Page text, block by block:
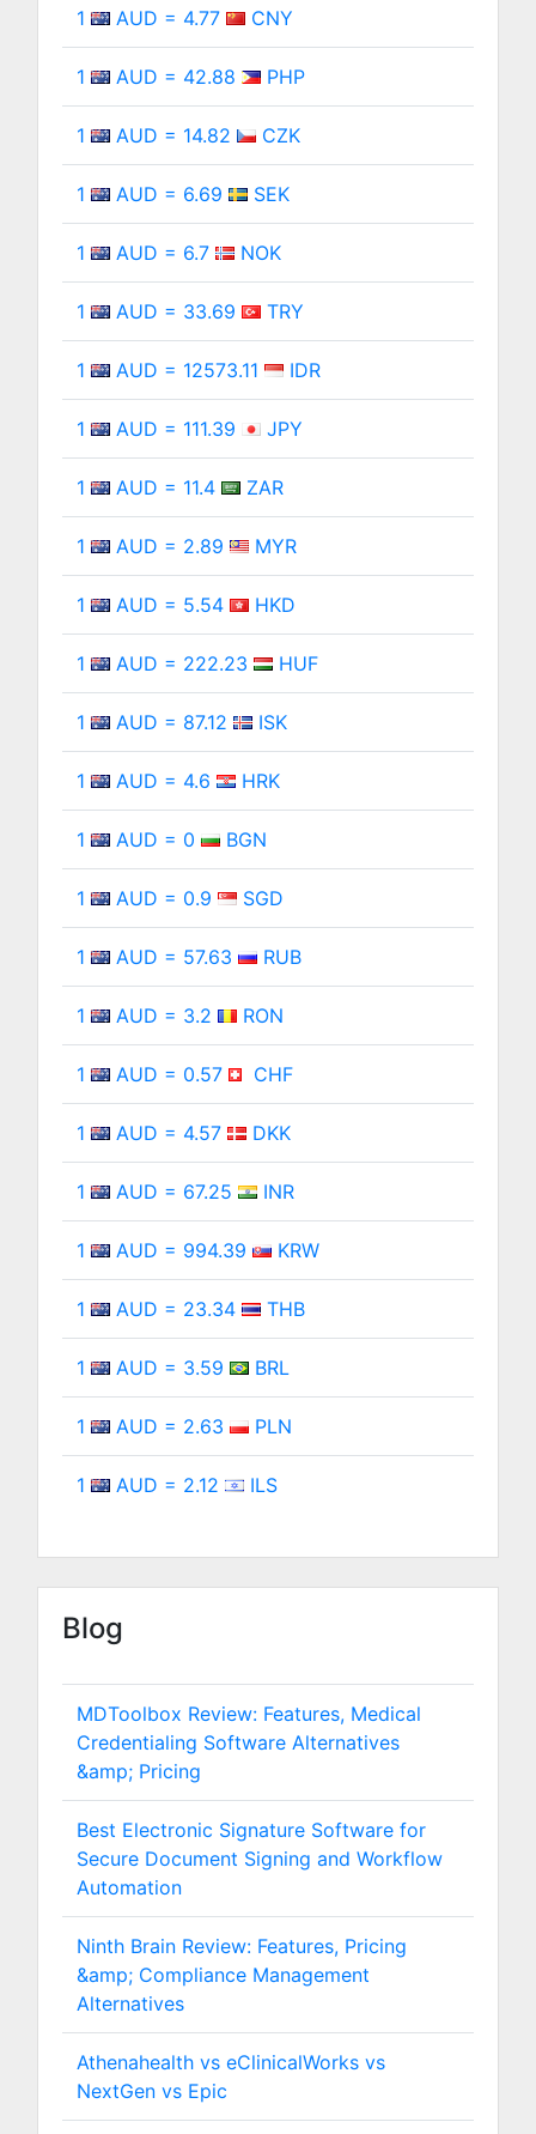
1 AUD = 4.77 CNY
1 AUD = 42.88 PHP
1 AUD = 14.82 CZK
1 AUD = 6.69 SEK
1 AUD = 6.7 NOK
1 AUD = 33.69 TRY
1 AUD = 12573.11 IDR
1 AUD = 111.39 JPY
1 AUD = 11.4 ZAR
1 AUD = 2.89 MYR
1 AUD = 5.54 HKD
1 AUD = 222.23 HUF
1 AUD = 87.12 ISK
1 AUD = 4.6 HRK
1 AUD = 0 BGN
1 AUD = 0.9 SGD
1 AUD = 57.63 RUB
1 AUD = 3.2 RON
1 AUD = 0.57 CHF
1 AUD = 4.57 DKK
1 AUD = 67.25 INR
1 AUD = 994.39 KRW
1 AUD = 23.34 THB
1 AUD = 3.59 BRL
1 AUD = 2.63 PLN
1 AUD = 2.12 ILS
Blog
MDToolbox Review: Features, Medical
Credentialing Software Alternatives
&amp; Pricing
Best Electronic Signature Software for
Secure Document Signing and Workflow
Automation
Ninth Brain Review: Features, Pricing
&amp; Compliance Management
Alternatives
Athenahealth vs eClinicalWorks vs
NextGen vs Epic